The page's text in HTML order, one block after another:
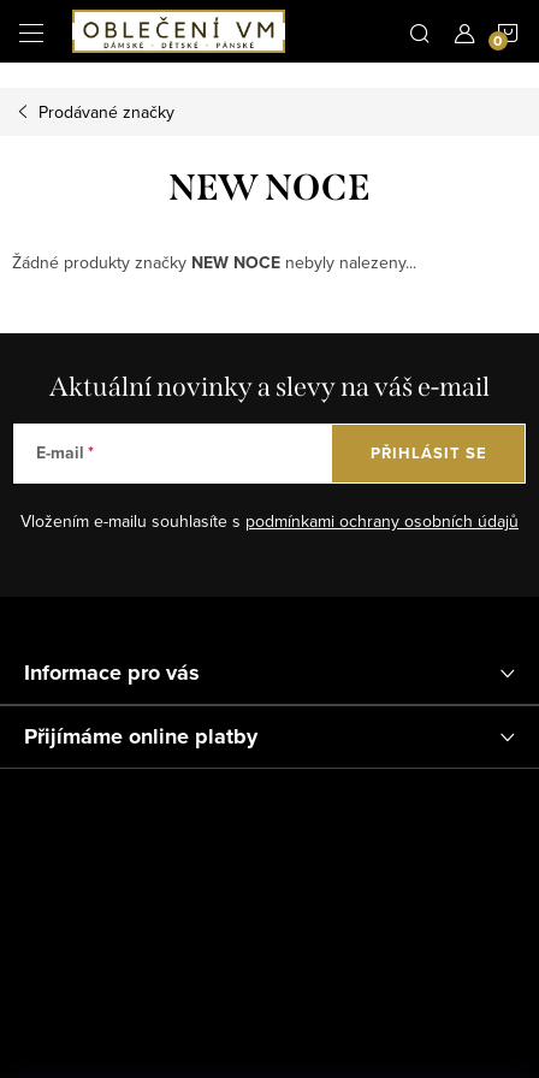
Microsoft Clarity
Přejít
na
Prodávané značky
NEW NOCE
Žádné produkty značky NEW NOCE nebyly nalezeny...
Aktuální novinky a slevy na váš e-mail
E-mail
Vložením e-mailu souhlasíte s podmínkami ochrany osobních údajů
PŘIHLÁSIT SE
p
t
Informace pro vás
Přijímáme online platby